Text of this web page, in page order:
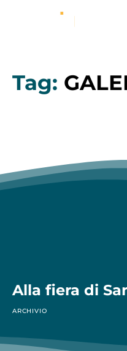
Tag:
Alla fiera di
ARCHIVIO